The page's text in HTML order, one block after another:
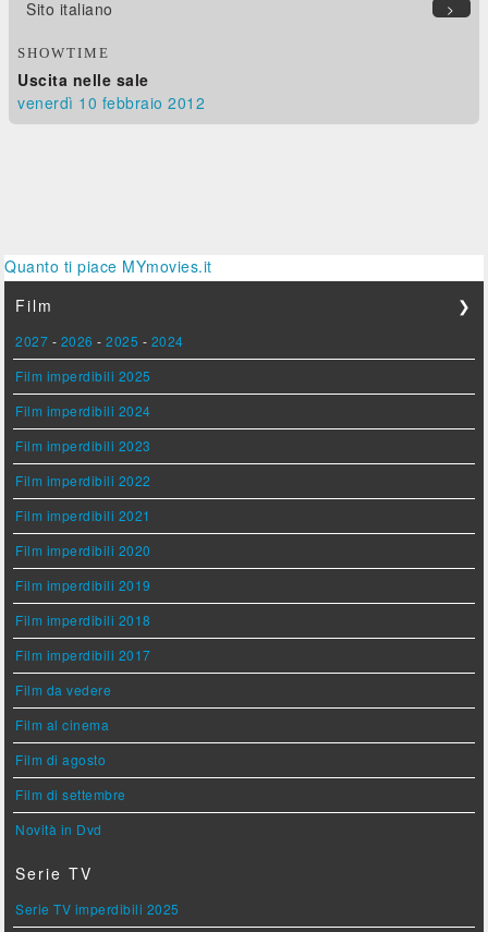
>
Sito italiano
SHOWTIME
Uscita nelle sale
venerdì 10 febbraio 2012
Quanto ti piace MYmovies.it
Film
❯
2027 - 2026 -2025 - 2024
Film imperdibili 2025
Film imperdibili 2024
Film imperdibili 2023
Film imperdibili 2022
Film imperdibili 2021
Film imperdibili 2020
Film imperdibili 2019
Film imperdibili 2018
Film imperdibili 2017
Film da vedere
Film al cinema
Film di agosto
Film di settembre
Novità in Dvd
Serie TV
Serie TV imperdibili 2025